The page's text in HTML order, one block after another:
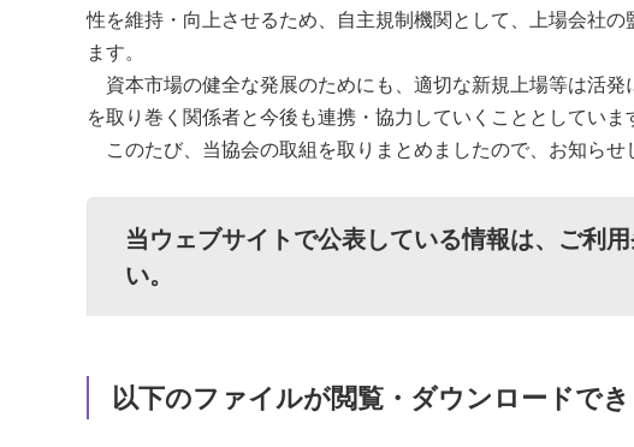
性を維持・向上させるため、自主規制機関として、上場会社
ます。
資本市場の健全な発展のためにも、適切な新規上場等は活
を取り巻く関係者と今後も連携・協⼒していくこととしていま
このたび、当協会の取組を取りまとめましたので、お知らせ
当ウェブサイトで公表している情報は、 ご利
い。
以下のファイルが閲覧・ダウンロードで